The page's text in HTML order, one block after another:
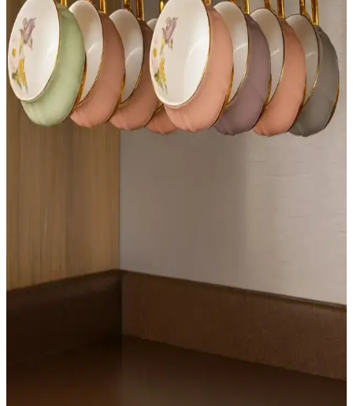
Burl Ahşap: Değeri, Özellikleri ve Kullanım
Alanlarının Detaylı İncelemesi
Burl ahşap, ağaçlardaki anormal büyüme sonucu oluşan benzersiz
desenlere sahip bir ahşap türüdür. Değeri, türü, boyutu ve desenine
bağlıdır. Mobilya ve küçük ahşap işlerinde kullanılır.
Yatak Odası Dekorasyonunda Fonksiyonel ve
Uygun fiyatlı tüller, çeşitli renk ve doku seçenekleriyle
dekorasyonda estetik ve fonksiyonel çözümler sunar. Kalite ve
İç Mekan Tasarımında Fincan Düzeni: Estetik ve